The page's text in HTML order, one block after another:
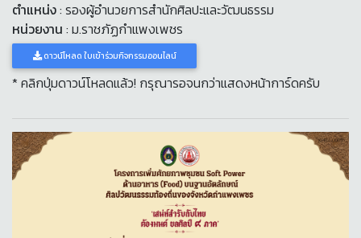
ตำแหน่ง: รองผู้อำนวยการสำนักศิลปะและวัฒนธรรม
หน่วยงาน : ม.ราชภัฏกำแพงเพชร
ดาวน์โหลด ใบเข้าร่วมกิจกรรมออนไลน์
* คลิกปุ่มดาวน์โหลดแล้ว! กรุณารอจนกว่าแสดงหน้าการ์ดครับ